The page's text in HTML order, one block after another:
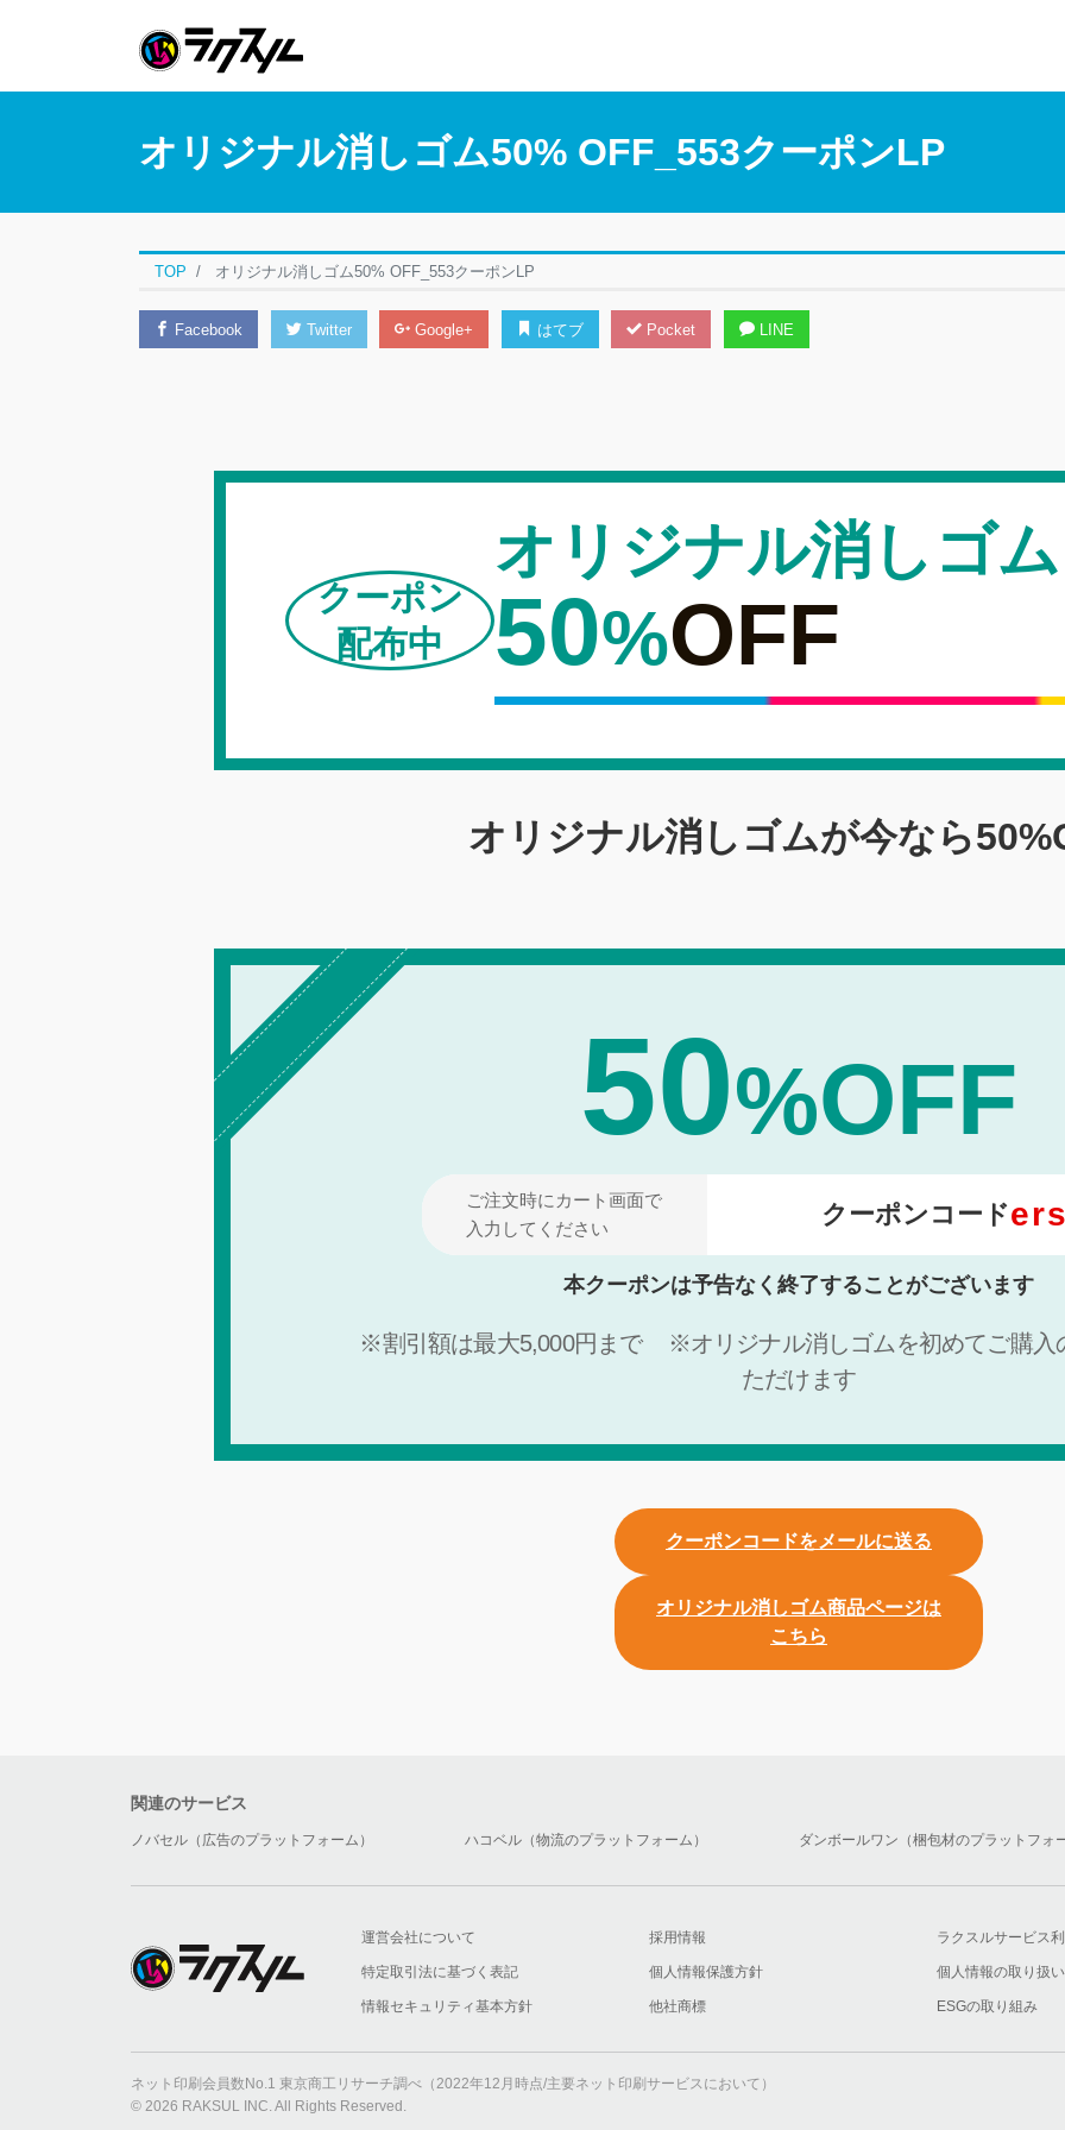
オリジナル消しゴム50% OFF_553クーポンLP
TOP オリジナル消しゴム50% OFF_553クーポンLP
Facebook Twitter Google+ はてブ Pocket LINE
クーポン
配布中
オリジナル消しゴム
50%OFF
オリジナル消しゴムが今なら
50%OFF
ご注文時にカート画面で
入力してください
クーポンコード
本クーポンは予告なく終了することがございます
※割引額は最大5,000円まで
※オリジナル消しゴムを初めてご購入
ただけます
クーポンコードをメールに送る
オリジナル消しゴム商品ページは
こちら
関連のサービス
ノバセル（広告のプラットフォーム） ハコベル（物流のプラットフォーム） ダンボールワン（梱包材のプラットフォ
運営会社について 採用情報 ラクスルサービス
特定取引法に基づく表記 個人情報保護方針 個人情報の取り扱い
情報セキュリティ基本方針 他社商標 ESGの取り組み
ネット印刷会員数No.1 東京商工リサーチ調べ（2022年12月時点/主要ネット印刷サービスにおいて）
© 2026 RAKSUL INC. All Rights Reserved.